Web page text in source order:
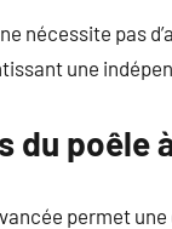
nécessite pas
une
du poêle
permet